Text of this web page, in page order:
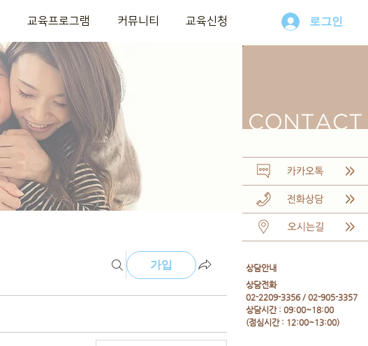
​상담안내
​상담전화
02-2209-3356 / 02-905-3357
상담시간 : 09:00~18:00
​(점심시간 : 12:00~13:00)
교육프로그램 커뮤니티 교육신청 로그인
가입